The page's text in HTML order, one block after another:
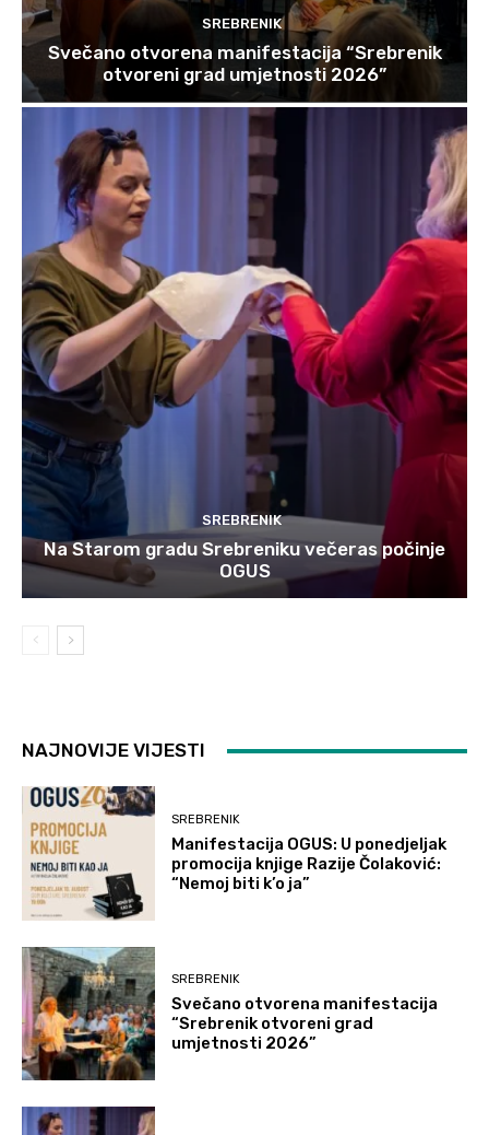
SREBRENIK
Svečano otvorena manifestacija “Srebrenik
otvoreni grad umjetnosti 2026”
SREBRENIK
Na Starom gradu Srebreniku večeras počinje
OGUS
NAJNOVIJE VIJESTI
SREBRENIK
Manifestacija OGUS: U ponedjeljak
promocija knjige Razije Čolaković:
“Nemoj biti k’o ja”
SREBRENIK
Svečano otvorena manifestacija
“Srebrenik otvoreni grad
umjetnosti 2026”